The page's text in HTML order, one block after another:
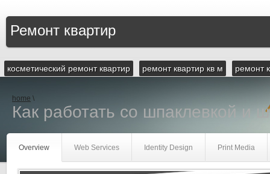
Ремонт квартир
косметический ремонт квартир ремонт квартир кв м ремонт
home \
Как работать со шпаклевкой и
Overview Web Services Identity Design Print Media